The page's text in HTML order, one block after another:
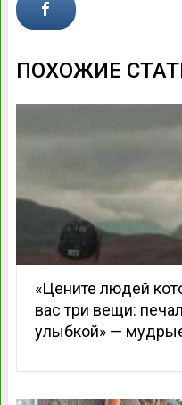
ПОХОЖИЕ
«Цените людей
вас три вещи:
улыбкой» —